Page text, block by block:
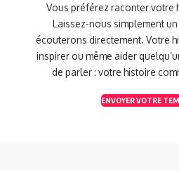
Vous préférez raconter votre
Laissez-nous simplement
écouterons directement. Votre
inspirer ou même aider
de parler : votre histoire
ENVOYER VOTRE